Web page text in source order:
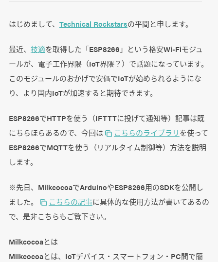
はじめまして、 Technical Rockstarsの平間と申します。
最近、 技適を取得した「ESP8266」という格安Wi-Fiモジュ
ールが、電子工作界隈（IoT界隈？）で話題になっています。
このモジュールのおかげで安価でIoTが始められるようにな
り、より国内IoTが加速すると期待できます。
ESP8266でHTTPを使う（IFTTTに投げて通知等）記事は既
にちらほらあるので、今回は
こちらのライブラリを使って
ESP8266でMQTTを使う（リアルタイム制御等）方法を説明
します。
※先日、MilkcocoaでArduinoやESP8266用のSDKを公開し
ました。
こちらの記事に具体的な使用方法が書いてあるの
で、是非こちらもご覧下さい。
Milkcocoaとは
Milkcocoaとは、IoTデバイス・スマートフォン・PC間で簡